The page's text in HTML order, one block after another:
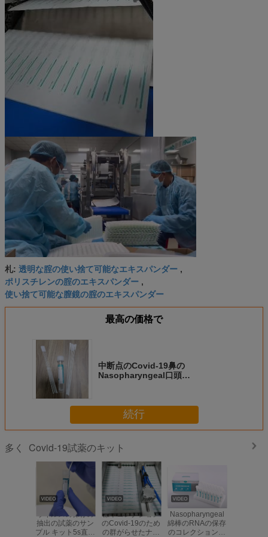
札: 透明な腟の使い捨て可能なエキスパンダー ,
ポリスチレンの腟のエキスパンダー ,
使い捨て可能な膣鏡の腟のエキスパンダー
最高の価格で
中断点のCovid-19鼻の
Nasopharyngeal口頭
続行
多く Covid-19試薬のキット
ウイルスの保存の
抽出の試薬のサン
プル キット5s直接
標本コレクション
のCovid-19のため
の群がらせたナイ
Nasopharyngeal
綿棒のRNAの保存
のコレクションの